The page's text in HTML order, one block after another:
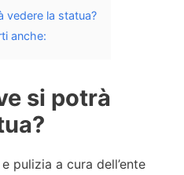
vedere la statua?
anche:
si potrà
pulizia a cura dell’ente